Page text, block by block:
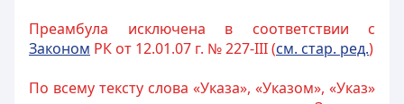
Преамбула исключена в соответствии с
Законом РК от 12.01.07 г. № 227-III (см. стар. ред.)
По всему тексту слова «Указа», «Указом», «Указ»